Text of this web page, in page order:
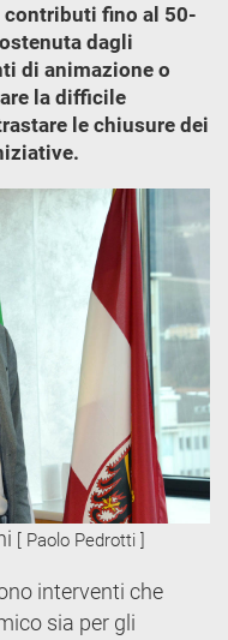
fino al 50-
dagli
di animazione o
la difficile
le chiusure dei
[ Paolo Pedrotti ]
interventi che
sia per gli